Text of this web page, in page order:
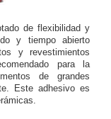
de flexibilidad y
y tiempo abierto
y revestimientos
para la
de grandes
Este adhesivo es